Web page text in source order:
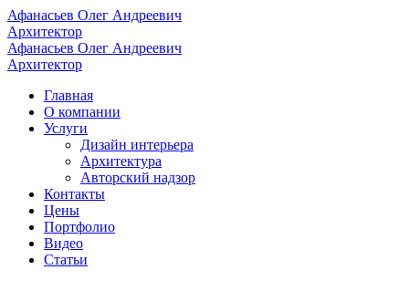
Афанасьев Олег Андреевич
Архитектор
Афанасьев Олег Андреевич
Архитектор
Главная
О компании
Услуги
Дизайн интерьера
Архитектура
Авторский надзор
Контакты
Цены
Портфолио
Видео
Статьи